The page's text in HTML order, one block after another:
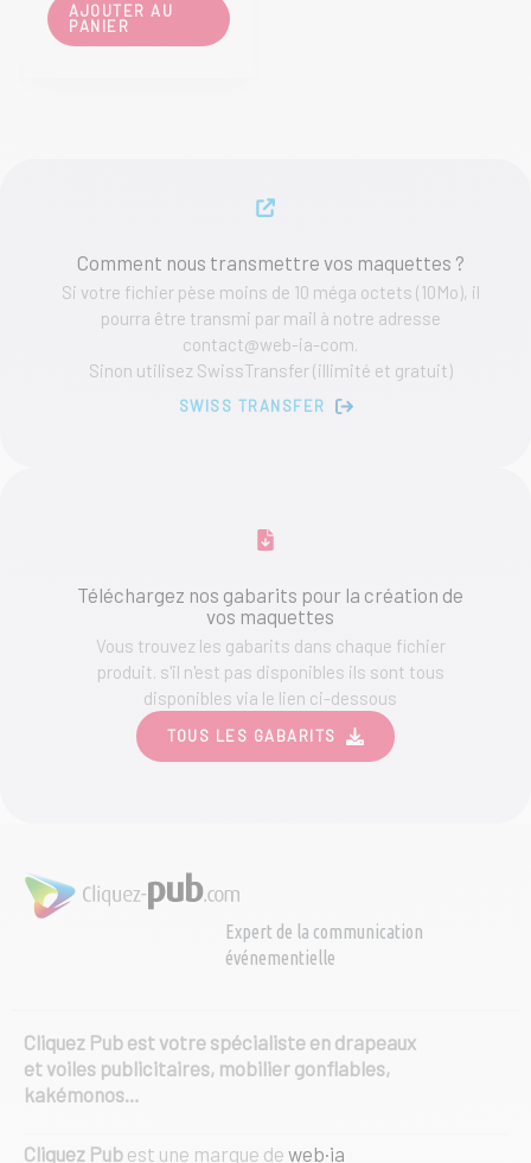
AJOUTER AU
PANIER
Comment nous transmettre vos maquettes ?
Si votre fichier pèse moins de 10 méga octets (10Mo), il
pourra être transmi par mail à notre adresse
contact@web-ia-com.
Sinon utilisez SwissTransfer (illimité et gratuit)
SWISS TRANSFER
Téléchargez nos gabarits pour la création de
vos maquettes
Vous trouvez les gabarits dans chaque fichier
produit. s'il n'est pas disponibles ils sont tous
disponibles via le lien ci-dessous
TOUS LES GABARITS
Expert de la communication
événementielle
Cliquez Pub est votre spécialiste en drapeaux
et voiles publicitaires, mobilier gonflables,
kakémonos…
Cliquez Pub est une marque de web·ia